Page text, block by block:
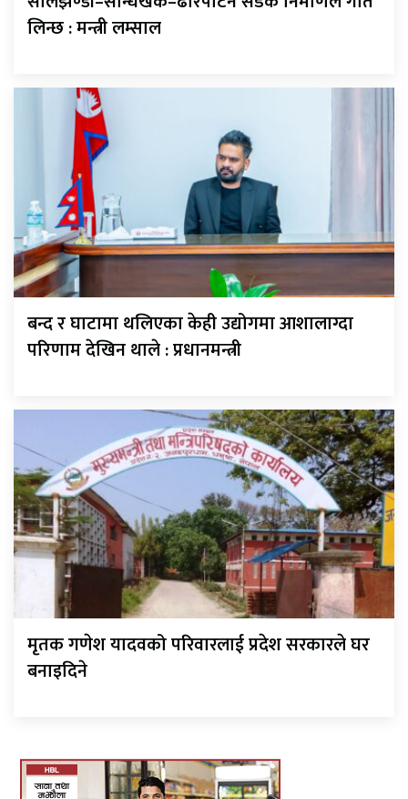
लिन्छ : मन्त्री लम्साल
बन्द र घाटामा थलिएका केही उद्योगमा आशालाग्दा
परिणाम देखिन थाले : प्रधानमन्त्री
मृतक गणेश यादवको परिवारलाई प्रदेश सरकारले घर
बनाइदिने